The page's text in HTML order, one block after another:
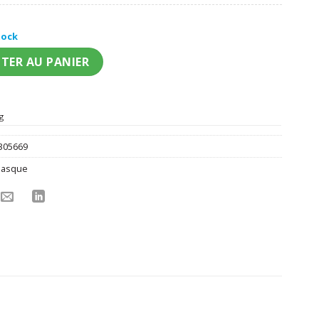
satanique adulte
AU PANIER